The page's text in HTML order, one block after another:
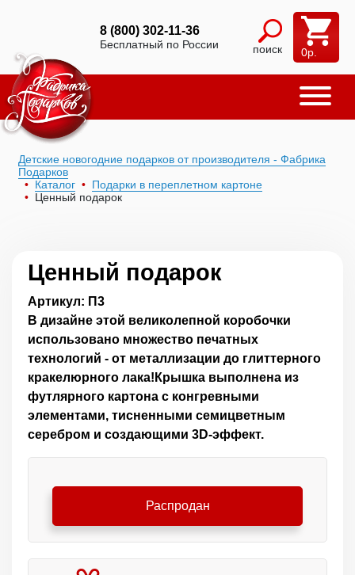
8 (800) 302-11-36
Бесплатный по России поиск 0р.
Детские новогодние подарков от производителя - Фабрика
Подарков
Каталог
Подарки в переплетном картоне
Ценный подарок
Ценный подарок
Артикул: П3
В дизайне этой великолепной коробочки
использовано множество печатных
технологий - от металлизации до глиттерного
кракелюрного лака!Крышка выполнена из
футлярного картона с конгревными
элементами, тисненными семицветным
серебром и создающими 3D-эффект.
Распродан